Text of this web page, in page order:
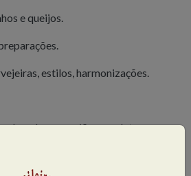
e queijos.
estilos, harmonizações.
e bourbons: regiões produtoras,